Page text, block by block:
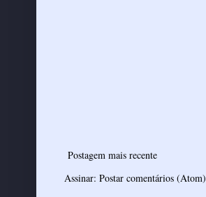
Postagem mais recente
Assinar: Postar comentários (Atom)